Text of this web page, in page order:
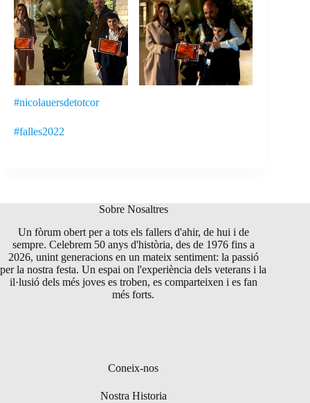
#nicolauersdetotcor
#falles2022
Sobre Nosaltres
Un fòrum obert per a tots els fallers d'ahir, de hui i de
sempre. Celebrem 50 anys d'història, des de 1976 fins a
2026, unint generacions en un mateix sentiment: la passió
per la nostra festa. Un espai on l'experiència dels veterans i la
il·lusió dels més joves es troben, es comparteixen i es fan
més forts.
Coneix-nos
Nostra Historia